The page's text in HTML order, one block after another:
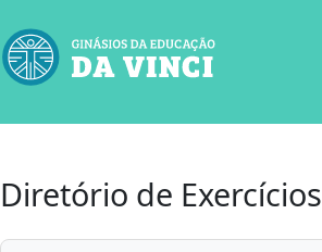
Diretório de Exercícios